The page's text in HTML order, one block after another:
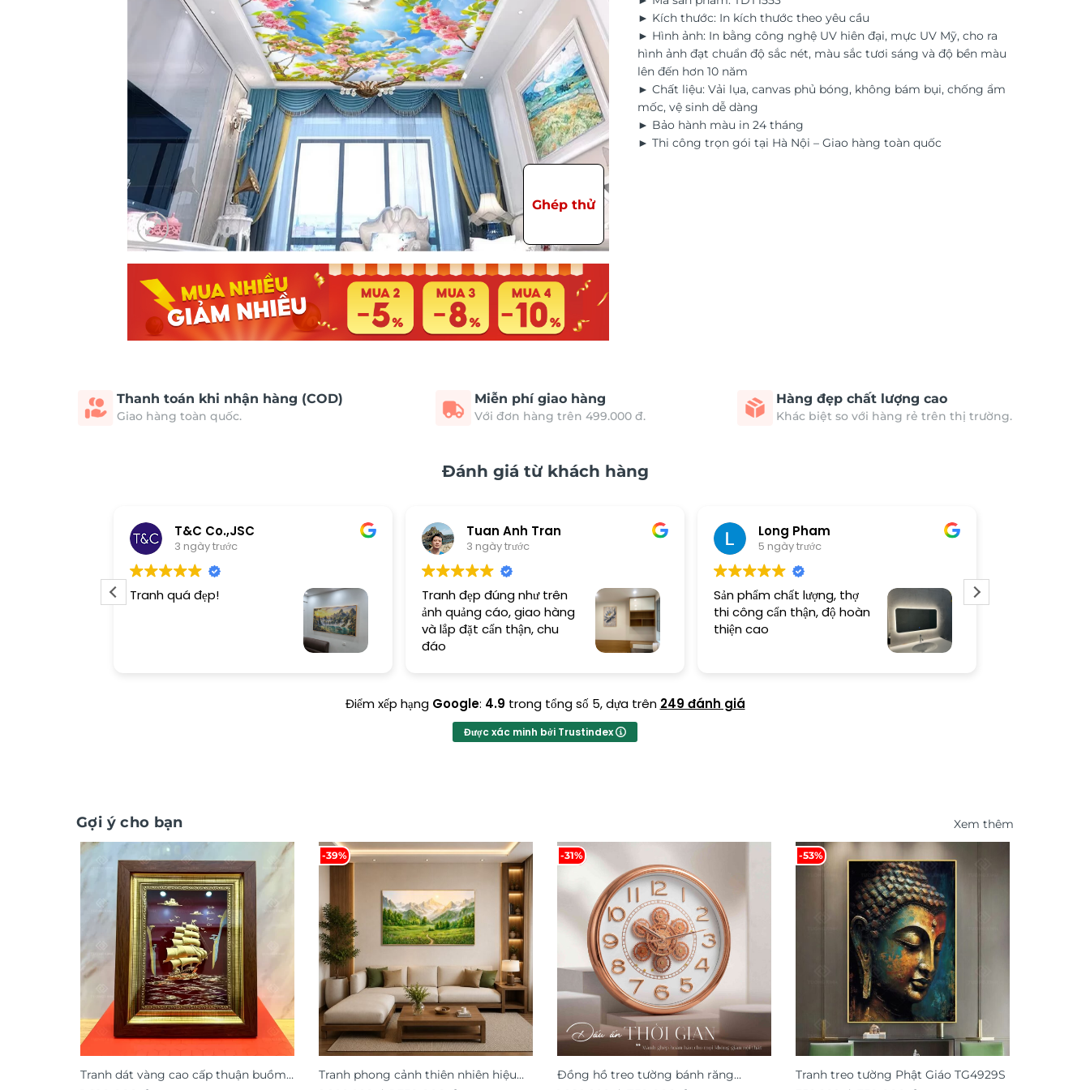
Ghép thử
► Kích thước: In kích thước theo yêu cầu
► Hình ảnh: In bằng công nghệ UV hiên đại, mực UV Mỹ, cho ra
hình ảnh đạt chuẩn độ sắc nét, màu sắc tươi sáng và độ bền màu
lên đến hơn 10 năm
► Chất liệu: Vải lụa, canvas phủ bóng, không bám bụi, chống ẩm
mốc, vệ sinh dễ dàng
► Bảo hành màu in 24 tháng
► Thi công trọn gói tại Hà Nội – Giao hàng toàn quốc
Thanh toán khi nhận hàng (COD)
Giao hàng toàn quốc.
Miễn phí giao hàng
Với đơn hàng trên 499.000 đ.
Hàng đẹp chất lượng cao
Khác biệt so với hàng rẻ trên thị trường.
Đánh giá từ khách hàng
T&C Co.,JSC
3 ngày trước
Tranh quá đẹp!
Tuan Anh Tran
3 ngày trước
Tranh đẹp đúng như trên
ảnh quảng cáo, giao hàng
và lắp đặt cẩn thận, chu
đáo
Long Pham
5 ngày trước
Sản phẩm chất lượng, thợ
thi công cẩn thận, độ hoàn
thiện cao
Điểm xếp hạng Google: 4.9 trong tổng số 5, dựa trên 249 đánh giá
Được xác minh bởi Trustindex
Gợi ý cho bạn Xem thêm
Tranh dát vàng cao cấp thuận buồm
-39%
Tranh phong cảnh thiên nhiên hiệu
-31%
Đồng hồ treo tường bánh răng
-53%
Tranh treo tường Phật Giáo TG4929S